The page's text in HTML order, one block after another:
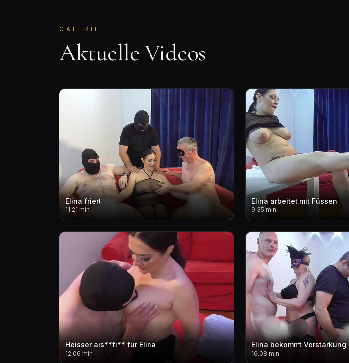
GALERIE
Aktuelle Videos
Elina friert
11.21 min
Elina arbeitet mit Füssen
9.35 min
Heisser ars**fi** für Elina
12.06 min
Elina bekommt Verstärkung
16.08 min